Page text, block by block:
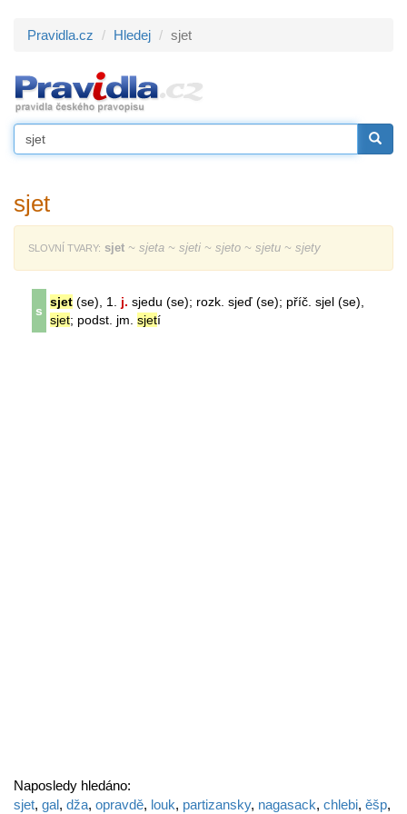
Pravidla.cz Hledej sjet
sjet
SLOVNÍ TVARY: sjet ~ sjeta ~ sjeti ~ sjeto ~ sjetu ~ sjety
s
sjet (se), 1. j. sjedu (se); rozk. sjeď (se); příč. sjel (se),
sjet; podst. jm. sjetí
Naposledy hledáno:
sjet, gal, dža, opravdě, louk, partizansky, nagasack, chlebi, ěšp,